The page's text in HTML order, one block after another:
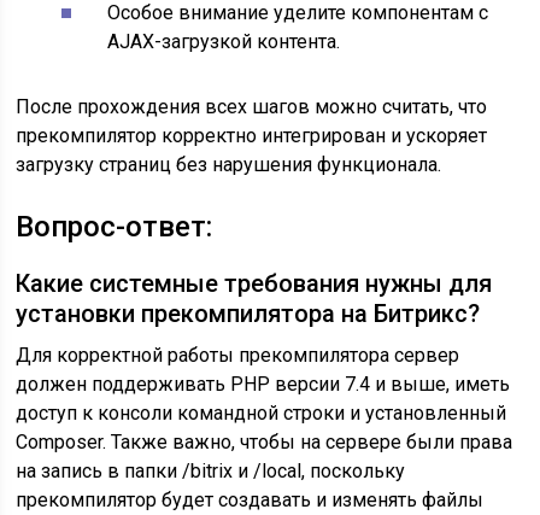
Особое внимание уделите компонентам с
AJAX-загрузкой контента.
После прохождения всех шагов можно считать, что
прекомпилятор корректно интегрирован и ускоряет
загрузку страниц без нарушения функционала.
Вопрос-ответ:
Какие системные требования нужны для
установки прекомпилятора на Битрикс?
Для корректной работы прекомпилятора сервер
должен поддерживать PHP версии 7.4 и выше, иметь
доступ к консоли командной строки и установленный
Composer. Также важно, чтобы на сервере были права
на запись в папки /bitrix и /local, поскольку
прекомпилятор будет создавать и изменять файлы